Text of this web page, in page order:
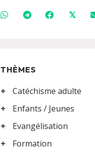
𝕏
THÈMES
Catéchisme adulte
Enfants / Jeunes
Evangélisation
Formation